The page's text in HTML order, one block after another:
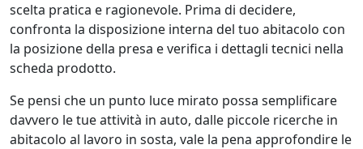
scelta pratica e ragionevole. Prima di decidere,
confronta la disposizione interna del tuo abitacolo con
la posizione della presa e verifica i dettagli tecnici nella
scheda prodotto.
Se pensi che un punto luce mirato possa semplificare
davvero le tue attività in auto, dalle piccole ricerche in
abitacolo al lavoro in sosta, vale la pena approfondire le